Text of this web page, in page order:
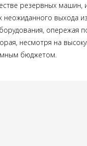
резервных машин,
выхода
опережая
несмотря на
бюджетом.